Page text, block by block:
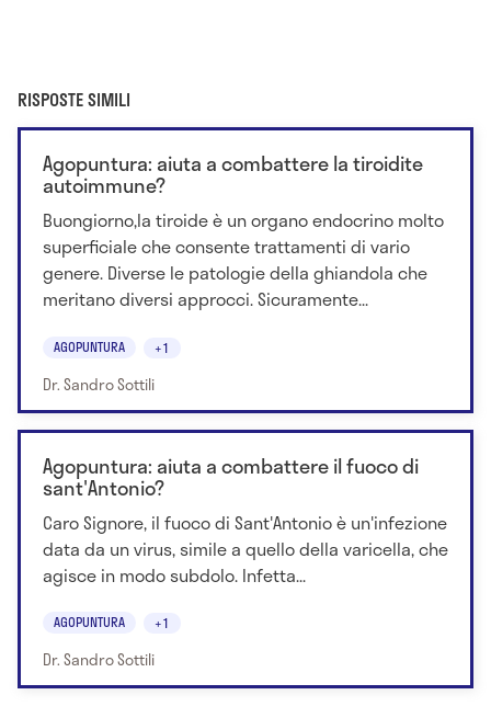
RISPOSTE SIMILI
Agopuntura: aiuta a combattere la tiroidite
autoimmune?
Buongiorno,la tiroide è un organo endocrino molto
superficiale che consente trattamenti di vario
genere. Diverse le patologie della ghiandola che
meritano diversi approcci. Sicuramente...
AGOPUNTURA +1
Dr. Sandro Sottili
Agopuntura: aiuta a combattere il fuoco di
sant'Antonio?
Caro Signore, il fuoco di Sant'Antonio è un'infezione
data da un virus, simile a quello della varicella, che
agisce in modo subdolo. Infetta...
AGOPUNTURA +1
Dr. Sandro Sottili